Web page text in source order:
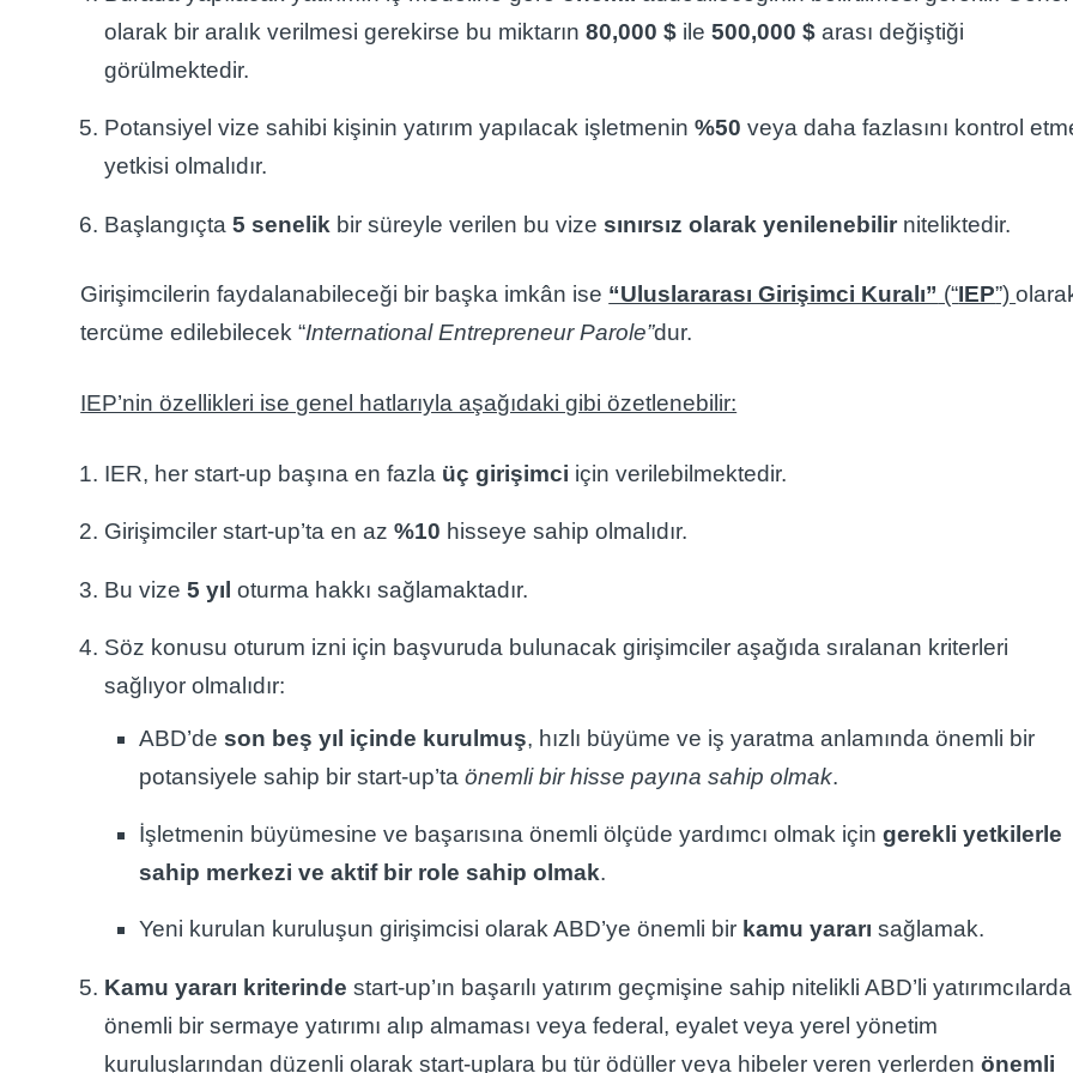
olarak bir aralık verilmesi gerekirse bu miktarın80,000 $ ile500,000 $ arası değiştiği
görülmektedir.
Potansiyel vize sahibi kişinin yatırım yapılacak işletmenin%50 veya daha fazlasını kontrol
yetkisi olmalıdır.
Başlangıçta5 senelik bir süreyle verilen bu vizesınırsız olarak yenilenebilir niteliktedir.
Girişimcilerin faydalanabileceği bir başka imkân ise “Uluslararası Girişimci Kuralı” (“IEP”)
tercüme edilebilecek “International Entrepreneur Parole”dur.
IEP’nin özellikleri ise genel hatlarıyla aşağıdaki gibi özetlenebilir:
IER, her start-up başına en fazla üç girişimci için verilebilmektedir.
Girişimciler start-up’ta en az %10 hisseye sahip olmalıdır.
Bu vize5 yıl oturma hakkı sağlamaktadır.
Söz konusu oturum izni için başvuruda bulunacak girişimciler aşağıda sıralanan kriterleri
sağlıyor olmalıdır:
ABD’de son beş yıl içinde kurulmuş, hızlı büyüme ve iş yaratma anlamında önemli bir
potansiyele sahip bir start-up’ta önemli bir hisse payına sahip olmak.
İşletmenin büyümesine ve başarısına önemli ölçüde yardımcı olmak için gerekli yetkilerle
sahip merkezi ve aktif bir role sahip olmak.
Yeni kurulan kuruluşun girişimcisi olarak ABD’ye önemli bir kamu yararı sağlamak.
Kamu yararı kriterinde start-up’ın başarılı yatırım geçmişine sahip nitelikli ABD’li
önemli bir sermaye yatırımı alıp almaması veya federal, eyalet veya yerel yönetim
kuruluşlarından düzenli olarak start-uplara bu tür ödüller veya hibeler veren yerlerdenönemli